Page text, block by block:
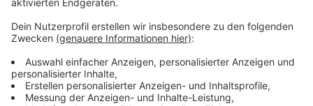
raus. Bocholts Trainer Sunay Acar muss mehrfach
umstellen. Mit Glück und Kampf überstehen die
Schwatten das Anrennen der Gastgeber. U.a. vergibt
Enzo Wirtz aus zwei Metern freistehend vor dem
leeren Tor. Bis zur 72. Minute: Michael Gardawski
überwindet Lucas Fox und trifft zum 2:2.